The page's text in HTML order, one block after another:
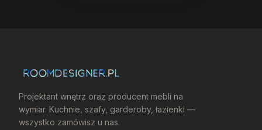
Projektant wnętrz oraz producent mebli na
wymiar. Kuchnie, szafy, garderoby, łazienki —
wszystko zamówisz u nas.